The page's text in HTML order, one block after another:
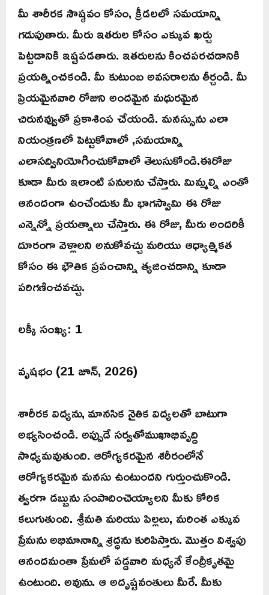
మీ శారీరక సౌష్ఠవం కోసం, క్రీడలలో సమయాన్ని
గడుపుతారు. మీరు ఇతరుల కోసం ఎక్కువ ఖర్చు
పెట్టడానికి ఇష్టపడతారు. ఇతరులను కించపరచడానికి
ప్రయత్నించకండి. మీ కుటుంబ అవసరాలను తీర్చండి. మీ
ప్రియమైనవారి రోజుని అందమైన మధురమైన
చిరునవ్వుతో ప్రకాశింప చేయండి. మనస్సును ఎలా
నియంత్రణలో పెట్టుకోవాలో ,సమయాన్ని
ఎలాసద్వినియోగించుకోవాలో తెలుసుకోండి.ఈరోజు
కూడా మీరు ఇలాంటి పనులను చేస్తారు. మిమ్మల్ని ఎంతో
ఆనందంగా ఉంచేందుకు మీ భాగస్వామి ఈ రోజు
ఎన్నెన్నో ప్రయత్నాలు చేస్తారు. ఈ రోజు, మీరు అందరికీ
దూరంగా వెళ్లాలని అనుకోవచ్చు మరియు ఆధ్యాత్మికత
కోసం ఈ భౌతిక ప్రపంచాన్ని త్యజించడాన్ని కూడా
పరిగణించవచ్చు.
లక్కీ సంఖ్య: 1
వృషభం (21 జూన్, 2026)
శారీరక విద్యను, మానసిక నైతిక విద్యలతో బాటుగా
అభ్యసించండి. అప్పుడే సర్వతోముఖాభివృద్ది
సాధ్యమవుతుంది. ఆరోగ్యకరమైన శరీరంలోనే
ఆరోగ్యకరమైన మనసు ఉంటుందని గుర్తుంచుకొండి.
త్వరగా డబ్బును సంపాదించెయ్యాలని మీకు కోరిక
కలుగుతుంది. శ్రీమతి మరియు పిల్లలు, మరింత ఎక్కువ
ప్రేమను అభిమానాన్ని శ్రద్ధను కురిపిస్తారు. మొత్తం విశ్వపు
ఆనందమంతా ప్రేమలో పడ్డవారి మధ్యనే కేంద్రీకృతమై
ఉంటుంది. అవును. ఆ అదృష్టవంతులు మీరే. మీకు